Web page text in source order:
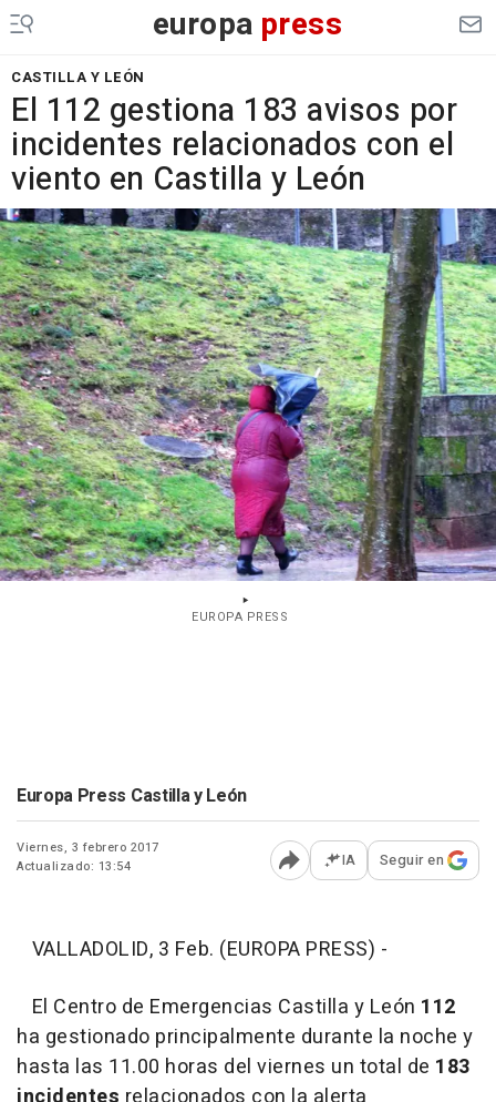
europa press
CASTILLA Y LEÓN
El 112 gestiona 183 avisos por
incidentes relacionados con el
viento en Castilla y León
EUROPA PRESS
Europa Press Castilla y León
Viernes, 3 febrero 2017
Actualizado: 13:54
Abrir opciones para
IA Seguir en
VALLADOLID, 3 Feb. (EUROPA PRESS) -
El Centro de Emergencias Castilla y León 112
ha gestionado principalmente durante la noche y
hasta las 11.00 horas del viernes un total de 183